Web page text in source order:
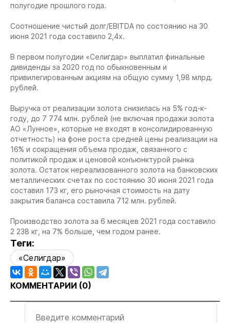
полугодие прошлого года.
Соотношение чистый долг/EBITDA по состоянию на 30
июня 2021 года составило 2,4х.
В первом полугодии «Селигдар» выплатил финальные
дивиденды за 2020 год по обыкновенным и
привилегированным акциям на общую сумму 1,98 млрд.
рублей.
Выручка от реализации золота снизилась на 5% год-к-
году, до 7 774 млн. рублей (не включая продажи золота
АО «Лунное», которые не входят в консолидированную
отчетность) на фоне роста средней цены реализации на
16% и сокращения объема продаж, связанного с
политикой продаж и ценовой конъюнктурой рынка
золота. Остаток нереализованного золота на банковских
металлических счетах по состоянию 30 июня 2021 года
составил 173 кг, его рыночная стоимость на дату
закрытия баланса составила 712 млн. рублей.
Производство золота за 6 месяцев 2021 года составило
2 238 кг, на 7% больше, чем годом ранее.
Теги:
«Селигдар»
КОММЕНТАРИИ (0)